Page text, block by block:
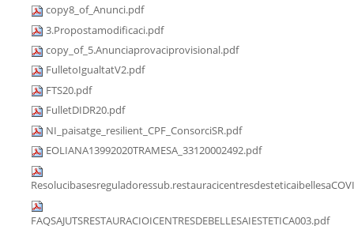
copy8_of_Anunci.pdf
3.Propostamodificaci.pdf
copy_of_5.Anunciaprovaciprovisional.pdf
FulletoIgualtatV2.pdf
FTS20.pdf
FulletDIDR20.pdf
NI_paisatge_resilient_CPF_ConsorciSR.pdf
EOLIANA13992020TRAMESA_33120002492.pdf
FAQSAJUTSRESTAURACIOICENTRESDEBELLESAIESTETICA003.pdf